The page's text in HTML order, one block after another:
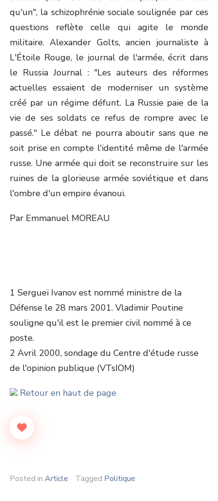
qu'un", la schizophrénie sociale soulignée par ces
questions reflète celle qui agite le monde
militaire. Alexander Golts, ancien journaliste à
L'Étoile Rouge, le journal de l'armée, écrit dans
le Russia Journal : "Les auteurs des réformes
actuelles essaient de moderniser un système
créé par un régime défunt. La Russie paie de la
vie de ses soldats ce refus de rompre avec le
passé." Le débat ne pourra aboutir sans que ne
soit prise en compte l'identité même de l'armée
russe. Une armée qui doit se reconstruire sur les
ruines de la glorieuse armée soviétique et dans
l'ombre d'un empire évanoui.
Par Emmanuel MOREAU
1 Sergueï Ivanov est nommé ministre de la
Défense le 28 mars 2001. Vladimir Poutine
souligne qu'il est le premier civil nommé à ce
poste.
2 Avril 2000, sondage du Centre d'étude russe
de l'opinion publique (VTsIOM)
Retour en haut de page
Posted in Article Tagged Politique